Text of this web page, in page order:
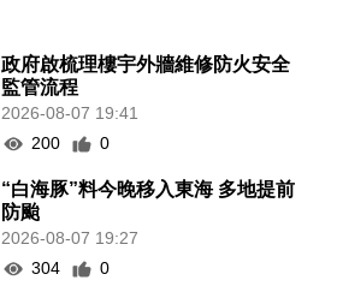
政府啟梳理樓宇外牆維修防火安全
監管流程
2026-08-07 19:41
200
0
“白海豚”料今晚移入東海 多地提前
防颱
2026-08-07 19:27
304
0